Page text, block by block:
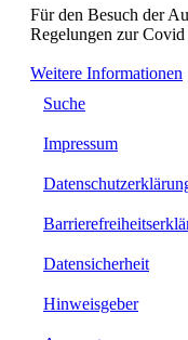
Für den Besuch der
Regelungen zur Covid
Weitere Informationen
Suche
Impressum
Datensicherheit
Hinweisgeber